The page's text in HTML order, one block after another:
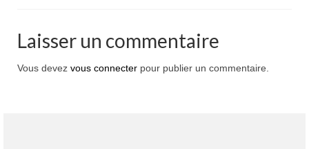
Laisser un commentaire
Vous devez vous connecter pour publier un commentaire.